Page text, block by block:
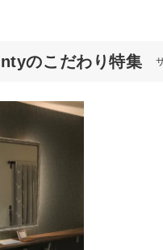
のこだわり特集